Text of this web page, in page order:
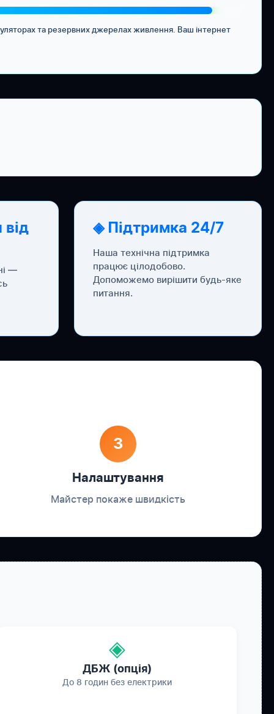
та резервних джерелах живлення. Ваш інтернет
—
◈ Підтримка 24/7
Наша технічна підтримка
працює цілодобово.
Допоможемо вирішити будь-яке
питання.
3
Налаштування
Майстер покаже швидкість
◈
ДБЖ (опція)
До 8 годин без електрики